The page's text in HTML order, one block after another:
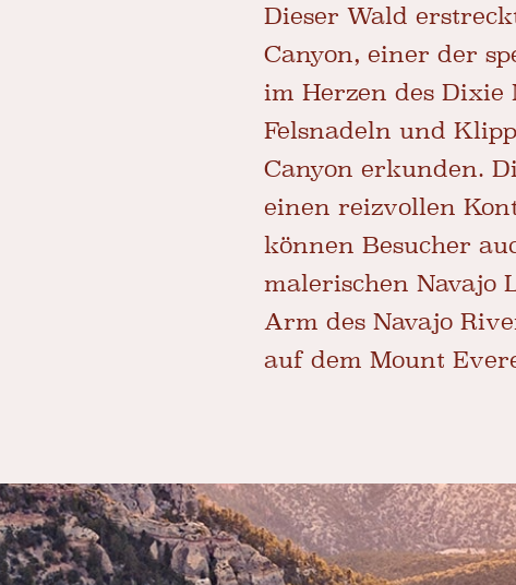
Dieser Wald
Canyon, einer der
im Herzen des Dixie
Felsnadeln und
Canyon erkunden.
einen reizvollen
können Besucher
malerischen Navajo
Arm des Navajo
auf dem Mount